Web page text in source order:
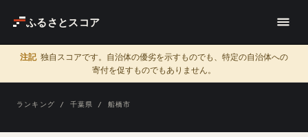
ふるさとスコア
注記 独自スコアです。自治体の優劣を示すものでも、特定の自治体への
寄付を促すものでもありません。
ランキング / 千葉県 / 船橋市